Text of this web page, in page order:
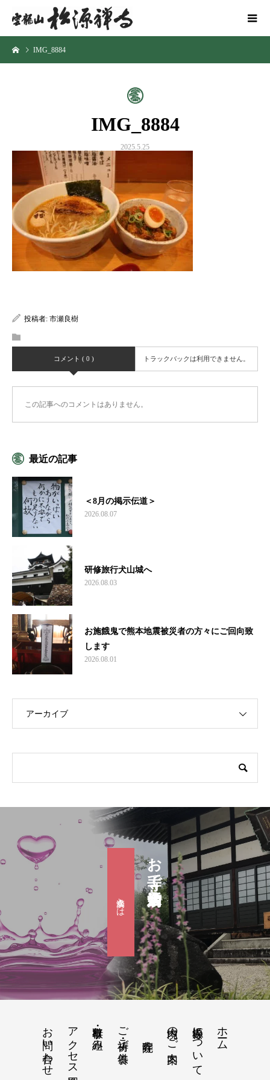
IMG_8884
IMG_8884
2025.5.25
投稿者: 市瀬良樹
コメント ( 0 ) トラックバックは利用できません。
この記事へのコメントはありません。
最近の記事
＜8月の掲示伝道＞
2026.08.07
研修旅行犬山城へ
2026.08.03
お施餓鬼で熊本地震被災者の方々にご回向致
します
2026.08.01
アーカイブ
お寺で婚活『滴水会』
滴水会とは
ホーム
松源寺について
境内のご案内
ご祈祷・ご供養
行事・取り組み
アクセス地図
お問い合わせ